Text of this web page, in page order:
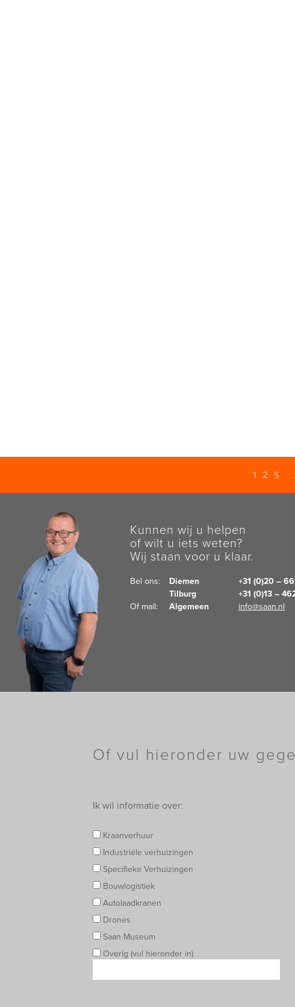
125
Kunnen wij u helpen
of wilt u iets weten?
Wij staan voor u klaar.
Bel ons: Diemen
+31 (0)20 –
Tilburg
+31 (0)13 –
Of mail:
Algemeen info@saan.nl
Of vul hieronder uw
Ik wil informatie over:
Kraanverhuur
Industriële verhuizingen
Specifieke Verhuizingen
Bouwlogistiek
Autolaadkranen
Drones
Saan Museum
Overig (vul hieronder in)